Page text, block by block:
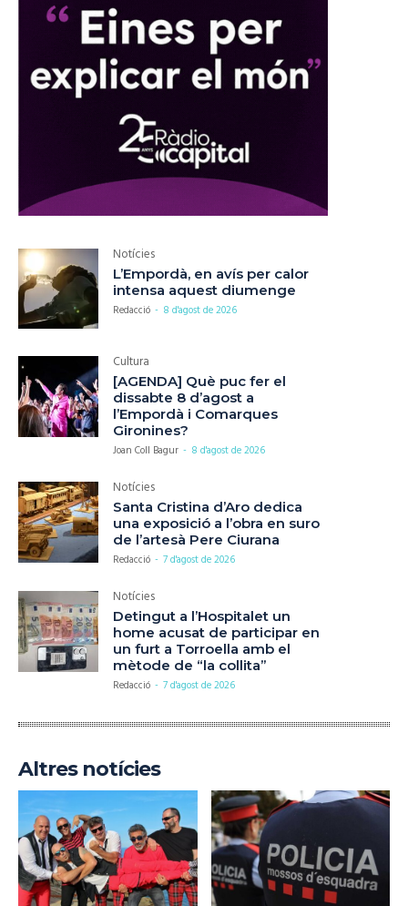
Notícies
L’Empordà, en avís per calor
intensa aquest diumenge
Redacció - 8 d'agost de 2026
Cultura
[AGENDA] Què puc fer el
dissabte 8 d’agost a
l’Empordà i Comarques
Gironines?
Joan Coll Bagur - 8 d'agost de 2026
Notícies
Santa Cristina d’Aro dedica
una exposició a l’obra en suro
de l’artesà Pere Ciurana
Redacció - 7 d'agost de 2026
Notícies
Detingut a l’Hospitalet un
home acusat de participar en
un furt a Torroella amb el
mètode de “la collita”
Redacció - 7 d'agost de 2026
Altres notícies